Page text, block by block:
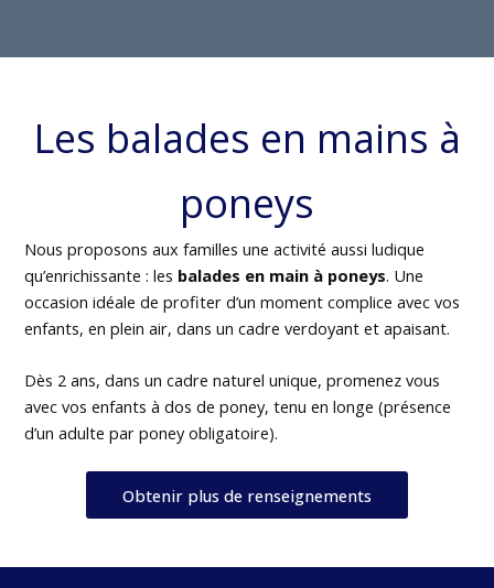
Les balades en mains à
poneys
Nous proposons aux familles une activité aussi ludique
qu’enrichissante : les balades en main à poneys. Une
occasion idéale de profiter d’un moment complice avec vos
enfants, en plein air, dans un cadre verdoyant et apaisant.
Dès 2 ans, dans un cadre naturel unique, promenez vous
avec vos enfants à dos de poney, tenu en longe (présence
d’un adulte par poney obligatoire).
Obtenir plus de renseignements